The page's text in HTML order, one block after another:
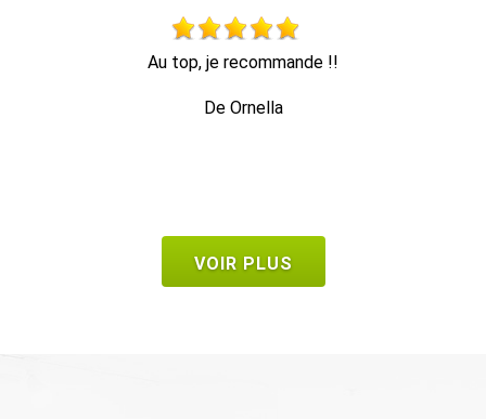
travail impeccable, retrait de tout le bois dans la foulée, en
VOIR PLUS